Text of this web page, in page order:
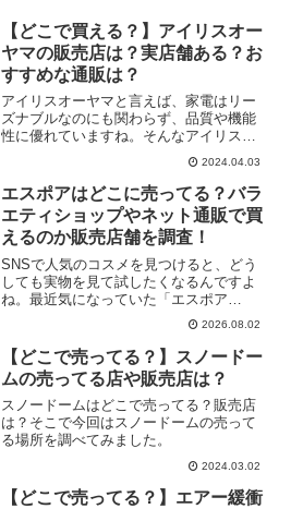
【どこで買える？】アイリスオー
ヤマの販売店は？実店舗ある？お
すすめな通販は？
アイリスオーヤマと言えば、家電はリー
ズナブルなのにも関わらず、品質や機能
性に優れていますね。そんなアイリスオ
ーヤマ商品はどこで買えるのでしょう
か？おすすめな通販は？結論から言いま
すと：アイリスオーヤマの公式サイト
「アイリスプラザ」からの購入...
2024.04.03
エスポアはどこに売ってる？バラ
エティショップやネット通販で買
えるのか販売店舗を調査！
SNSで人気のコスメを見つけると、どう
しても実物を見て試したくなるんですよ
ね。最近気になっていた「エスポア
（espoir）」も、ネットで見かけるたびに
「どんな質感なんだろう」とずっと頭の
片隅に残っていました。近所のドラッグ
ストアを覗いてみて...
2026.08.02
【どこで売ってる？】スノードー
ムの売ってる店や販売店は？
スノードームはどこで売ってる？販売店
は？そこで今回はスノードームの売って
る場所を調べてみました。
2024.03.02
【どこで売ってる？】エアー緩衝